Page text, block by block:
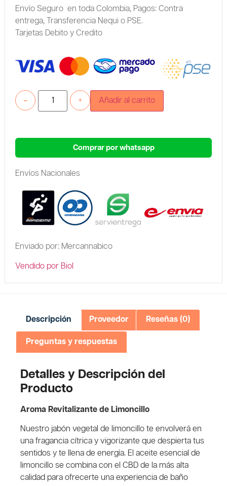
Envío Seguro en toda Colombia, Pagos: Contra
entrega,
Transferencia Nequi o PSE.
Tarjetas Debito y Credito
+
- Añadir al carrito
Comprar por whatsapp
Envíos Nacionales
Enviado por: Mercannabico
Vendido por Biol
Descripción Proveedor Reseñas (0)
Preguntas y respuestas
Detalles y Descripción del
Producto
Aroma Revitalizante de Limoncillo
Nuestro jabón vegetal de limoncillo te envolverá en
una fragancia cítrica y vigorizante que despierta tus
sentidos y te llena de energía. El aceite esencial de
limoncillo se combina con el CBD de la más alta
calidad para ofrecerte una experiencia de baño